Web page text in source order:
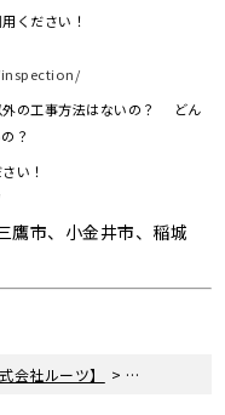
ください！
外の工事方法はないの？ どん
？
い！
鷹市、小金井市、稲城
会社ルーツ】 > 新着情報